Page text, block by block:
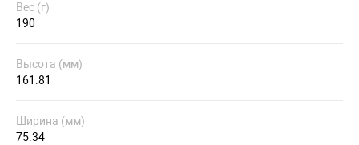
Вес (г)
190
Высота (мм)
161.81
Ширина (мм)
75.34